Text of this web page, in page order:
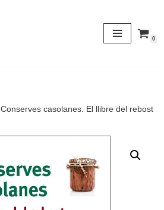
0
Conserves casolanes. El llibre del rebost